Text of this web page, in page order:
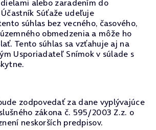
alebo zaradením do
Súťaže udeľuje
súhlas bez vecného, časového,
obmedzenia a môže ho
Tento súhlas sa vzťahuje aj na
Usporiadateľ Snímok v súlade s
zodpovedať za dane vyplývajúce
zákona č. 595/2003 Z.z. o
neskorších predpisov.